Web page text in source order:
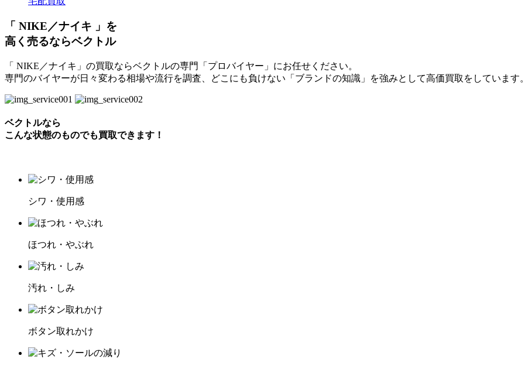
「 NIKE／ナイキ 」を
高く売るならベクトル
「 NIKE／ナイキ」の買取ならベクトルの専門「プロバイヤー」にお任せください。
専門のバイヤーが日々変わる相場や流行を調査、どこにも負けない「ブランドの知識」を強みとして高価買取をしています。
ベクトルなら
こんな状態のものでも買取できます！
シワ・使用感
ほつれ・やぶれ
汚れ・しみ
ボタン取れかけ